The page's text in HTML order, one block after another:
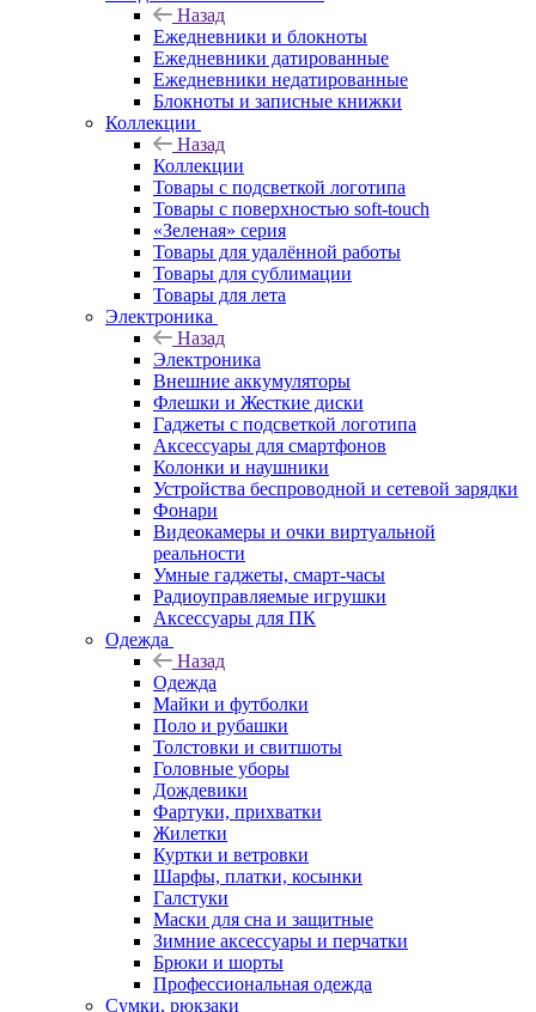
Назад
Ежедневники и блокноты
Ежедневники датированные
Ежедневники недатированные
Блокноты и записные книжки
Коллекции
Назад
Коллекции
Товары с подсветкой логотипа
Товары с поверхностью soft-touch
«Зеленая» серия
Товары для удалённой работы
Товары для сублимации
Товары для лета
Электроника
Назад
Электроника
Внешние аккумуляторы
Флешки и Жесткие диски
Гаджеты с подсветкой логотипа
Аксессуары для смартфонов
Колонки и наушники
Устройства беспроводной и сетевой зарядки
Фонари
Видеокамеры и очки виртуальной
реальности
Умные гаджеты, смарт-часы
Радиоуправляемые игрушки
Аксессуары для ПК
Одежда
Назад
Одежда
Майки и футболки
Поло и рубашки
Толстовки и свитшоты
Головные уборы
Дождевики
Фартуки, прихватки
Жилетки
Куртки и ветровки
Шарфы, платки, косынки
Галстуки
Маски для сна и защитные
Зимние аксессуары и перчатки
Брюки и шорты
Профессиональная одежда
Сумки, рюкзаки